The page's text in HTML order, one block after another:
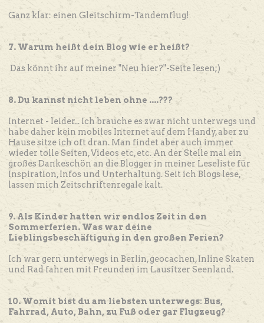
Ganz klar: einen Gleitschirm-Tandemflug!
7. Warum heißt dein Blog wie er heißt?
Das könnt ihr auf meiner "Neu hier?"-Seite lesen;)
8. Du kannst nicht leben ohne ....???
Internet - leider... Ich brauche es zwar nicht unterwegs und
habe daher kein mobiles Internet auf dem Handy, aber zu
Hause sitze ich oft dran. Man findet aber auch immer
wieder tolle Seiten, Videos etc, etc. An der Stelle mal ein
großes Dankeschön an die Blogger in meiner Leseliste für
Inspiration, Infos und Unterhaltung. Seit ich Blogs lese,
lassen mich Zeitschriftenregale kalt.
9. Als Kinder hatten wir endlos Zeit in den
Sommerferien. Was war deine
Lieblingsbeschäftigung in den großen Ferien?
Ich war gern unterwegs in Berlin, geocachen, Inline Skaten
und Rad fahren mit Freunden im Lausitzer Seenland.
10. Womit bist du am liebsten unterwegs: Bus,
Fahrrad, Auto, Bahn, zu Fuß oder gar Flugzeug?